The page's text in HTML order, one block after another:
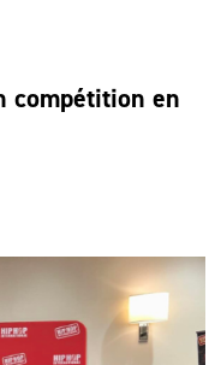
compétition en